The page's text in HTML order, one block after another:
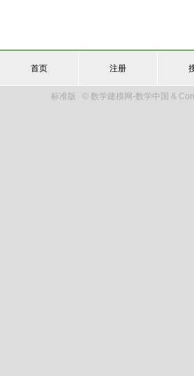
首页 注册
标准版 © 数学建模网-数学中国 &